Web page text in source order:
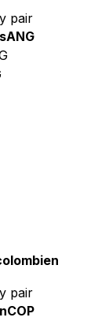
pair
ANG
pair
COP